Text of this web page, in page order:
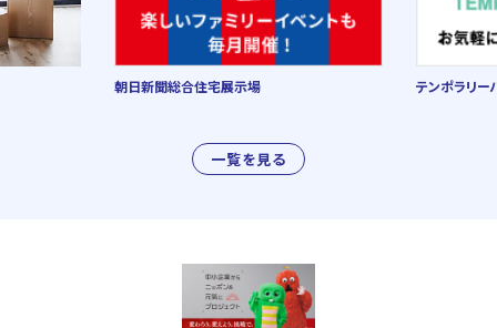
一覧を見る
朝日新聞総合住宅展示場 テンポラリー